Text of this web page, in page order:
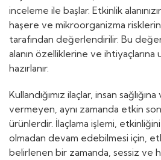
inceleme ile başlar. Etkinlik
haşere ve mikroorganizma
tarafından değerlendirilir. Bu
alanın özelliklerine ve ihtiyaçlarına
hazırlanır.
Kullandığımız ilaçlar, insan
vermeyen, aynı zamanda etkin
ürünlerdir. İlaçlama işlemi,
olmadan devam edebilmesi için,
belirlenen bir zamanda, sessiz ve